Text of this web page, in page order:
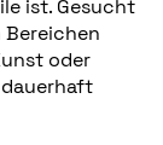
ist. Gesucht
oder